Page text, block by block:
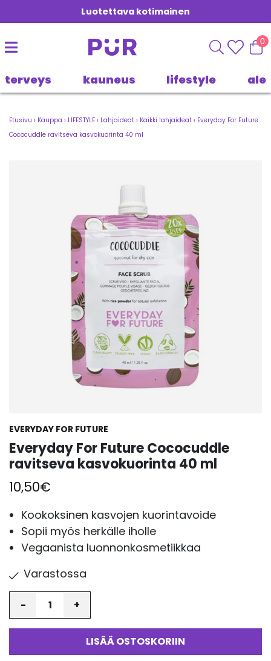
Luotettava kotimainen
0
terveys kauneus lifestyle ale
Etusivu › Kauppa › LIFESTYLE › Lahjaideat › Kaikki lahjaideat › Everyday For Future
Cococuddle ravitseva kasvokuorinta 40 ml
EVERYDAY FOR FUTURE
Everyday For Future Cococuddle
ravitseva kasvokuorinta 40 ml
10,50€
Kookoksinen kasvojen kuorintavoide
Sopii myös herkälle iholle
Vegaanista luonnonkosmetiikkaa
Varastossa
LISÄÄ OSTOSKORIIN